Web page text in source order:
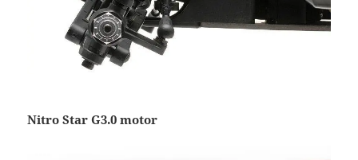
Nitro Star G3.0 motor